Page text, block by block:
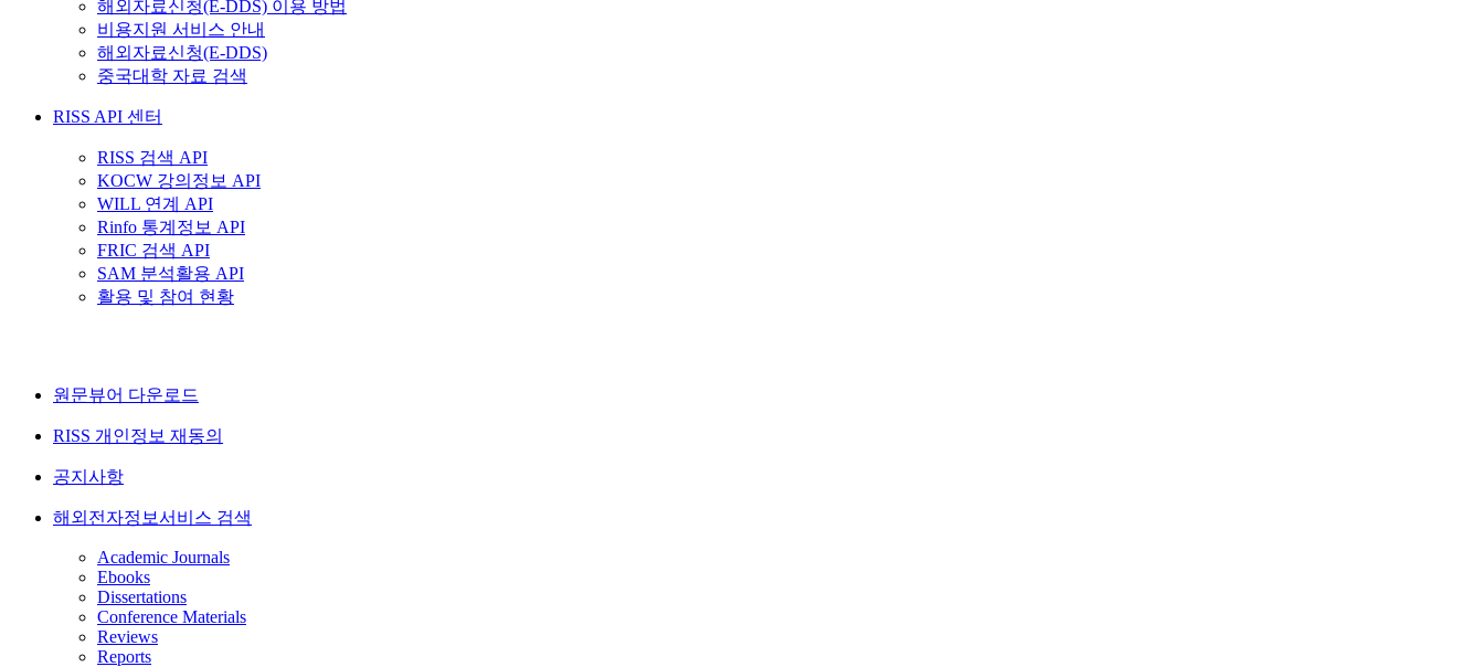
해외자료신청(E-DDS) 이용 방법
비용지원 서비스 안내
해외자료신청(E-DDS)
중국대학 자료 검색
RISS API 센터
RISS 검색 API
KOCW 강의정보 API
WILL 연계 API
Rinfo 통계정보 API
FRIC 검색 API
SAM 분석활용 API
활용 및 참여 현황
원문뷰어 다운로드
RISS 개인정보 재동의
공지사항
해외전자정보서비스 검색
Academic Journals
Ebooks
Dissertations
Conference Materials
Reviews
Reports